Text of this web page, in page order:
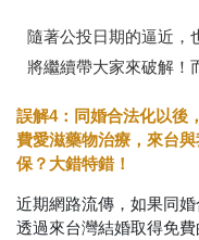
隨著公投日期的逼近，
將繼續帶大家來破解！
誤解4：同婚合法化以後
費愛滋藥物治療，來台
保？大錯特錯！
近期網路流傳，如果同
透過來台灣結婚取得免